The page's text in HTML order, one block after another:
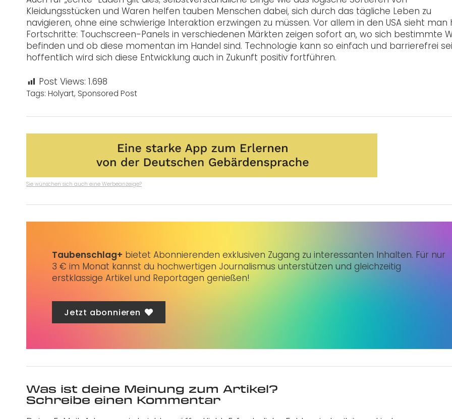
Kleidungsstücken und Waren helfen tauben Menschen dabei, sich durch das tägliche Leben zu
navigieren, ohne eine schwierige Interaktion erzwingen zu müssen. Vor allem in den USA sieht man
Fortschritte: Touchscreen-Panels in verschiedenen Märkten zeigen sofort an, wo sich bestimmte
befinden und ob diese momentan im Handel sind. Technologie kann so einfach und barrierefrei
hoffentlich wird sich diese Entwicklung auch in Zukunft positiv fortführen.
Post Views: 1.698
Tags: Holyart, Sponsored Post
Sie wünschen sich auch eine Werbeanzeige?
Taubenschlag+ bietet Abonnierenden exklusiven Zugang zu interessanten Inhalten. Für nur
3 € im Monat kannst du hochwertigen Journalismus unterstützen und gleichzeitig
erstklassige Artikel und Reportagen genießen!
Jetzt abonnieren
Was ist deine Meinung zum Artikel?
Schreibe einen Kommentar